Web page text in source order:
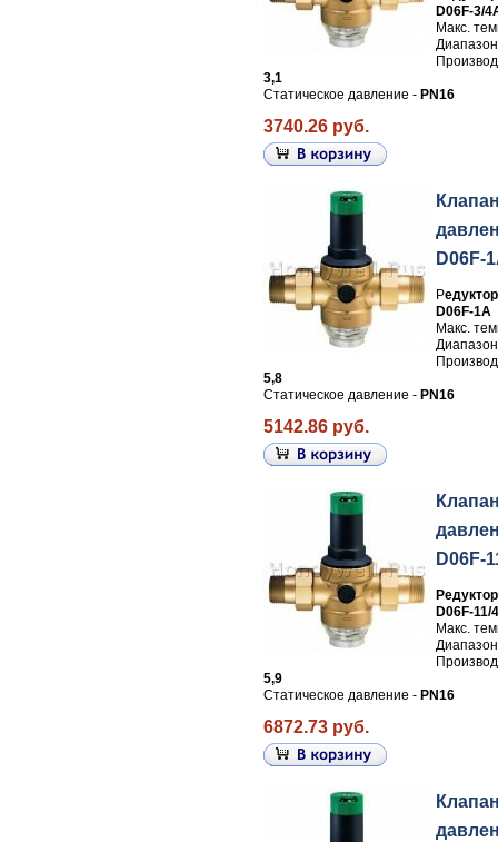
D06F-3/
Макс.
3,1
Статическое давление - PN16
3740.26 руб.
D06F-
Р
D06F-1A
Макс.
5,8
Статическое давление - PN16
5142.86 руб.
D06F-
D06F-11/
Макс.
5,9
Статическое давление - PN16
6872.73 руб.